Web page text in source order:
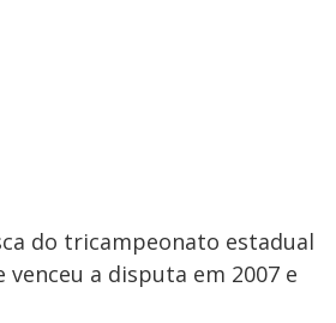
do tricampeonato estadual
venceu a disputa em 2007 e